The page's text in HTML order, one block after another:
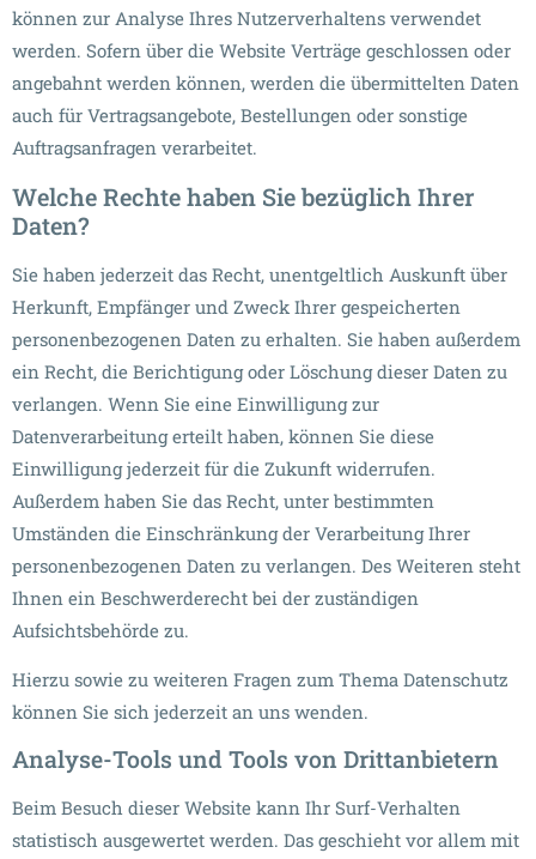
können zur Analyse Ihres Nutzerverhaltens verwendet
werden. Sofern über die Website Verträge geschlossen oder
angebahnt werden können, werden die übermittelten Daten
auch für Vertragsangebote, Bestellungen oder sonstige
Auftragsanfragen verarbeitet.
Welche Rechte haben Sie bezüglich Ihrer
Daten?
Sie haben jederzeit das Recht, unentgeltlich Auskunft über
Herkunft, Empfänger und Zweck Ihrer gespeicherten
personenbezogenen Daten zu erhalten. Sie haben außerdem
ein Recht, die Berichtigung oder Löschung dieser Daten zu
verlangen. Wenn Sie eine Einwilligung zur
Datenverarbeitung erteilt haben, können Sie diese
Einwilligung jederzeit für die Zukunft widerrufen.
Außerdem haben Sie das Recht, unter bestimmten
Umständen die Einschränkung der Verarbeitung Ihrer
personenbezogenen Daten zu verlangen. Des Weiteren steht
Ihnen ein Beschwerderecht bei der zuständigen
Aufsichtsbehörde zu.
Hierzu sowie zu weiteren Fragen zum Thema Datenschutz
können Sie sich jederzeit an uns wenden.
Analyse-Tools und Tools von Dritt­anbietern
Beim Besuch dieser Website kann Ihr Surf-Verhalten
statistisch ausgewertet werden. Das geschieht vor allem mit